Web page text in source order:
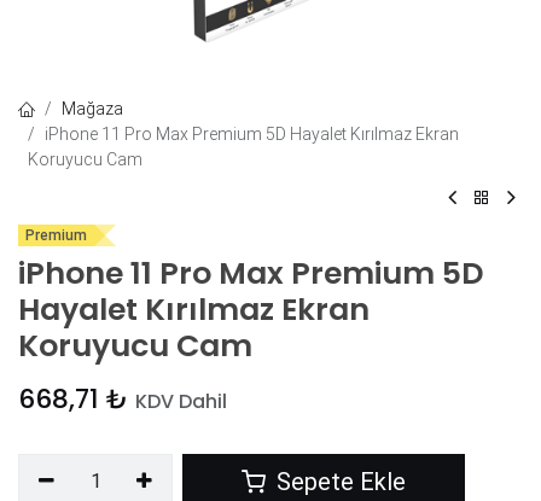
Mağaza
iPhone 11 Pro Max Premium 5D Hayalet Kırılmaz Ekran
Koruyucu Cam
Premium
iPhone 11 Pro Max Premium 5D
Hayalet Kırılmaz Ekran
Koruyucu Cam
668,71 ₺ KDV Dahil
Sepete Ekle